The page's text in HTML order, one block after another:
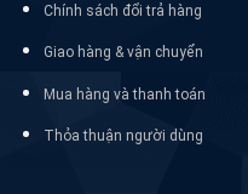
Chính sách đổi trả hàng
Giao hàng & vận chuyển
Mua hàng và thanh toán
Thỏa thuận người dùng